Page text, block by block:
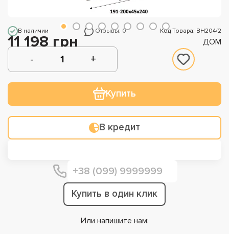
В наличии Отзывы: 0 Код Товара: ВН204/2
11 198 грн ДОМ
Купить
В кредит
Купить в один клик
Или напишите нам: